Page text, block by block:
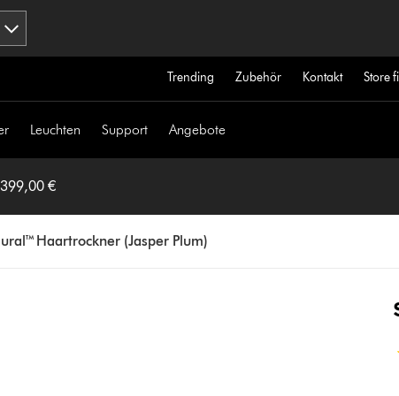
Trending Zubehör Kontakt Store
Leuchten Support Angebote
€
Haartrockner (Jasper Plum)